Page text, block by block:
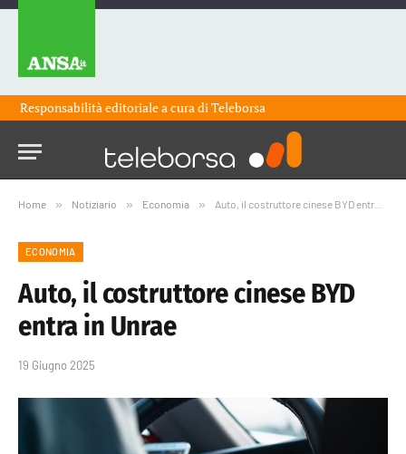
Responsabilità editoriale a cura diTeleborsa
Home » Notiziario » Economia » Auto, il costruttore cinese BYD entra in Unrae
ECONOMIA
Auto, il costruttore cinese BYD
entra in Unrae
19 Giugno 2025